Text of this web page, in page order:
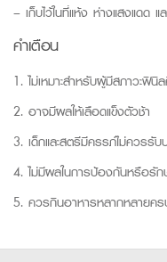
– เก็บไว้ในที่แห้ง ห่างแสงแดด
คำเตือน
1. ไม่เหมาะสำหรับผู้มีสภาวะฟินิ
2. อาจมีผลให้เลือดแข็งตัวช้า
3. เด็กและสตรีมีครรภ์ไม่ควรรับ
4. ไม่มีผลในการป้องกันหรือรัก
5. ควรกินอาหารหลากหลายคร